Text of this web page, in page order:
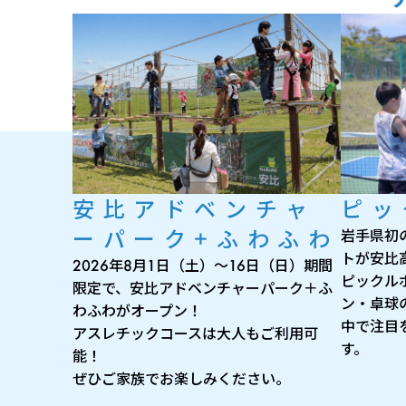
安比アドベンチャ
ーパーク+ふわふわ
2026年8月1日（土）～16日（日）期間
限定で、安比アドベンチャーパーク＋ふ
わふわがオープン！
アスレチックコースは大人もご利用可
能！
ぜひご家族でお楽しみください。
ピ
岩手県初
トが安比
ピックル
ン・卓球
中で注目
す。